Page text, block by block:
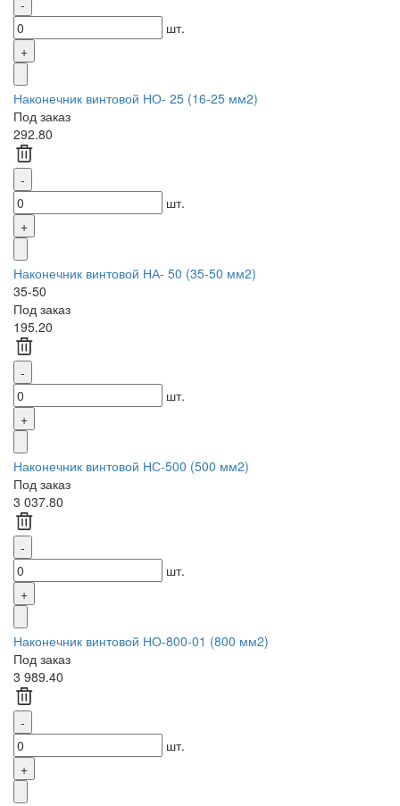
шт.
Наконечник винтовой НО- 25 (16-25 мм2)
Под заказ
292.80
шт.
Наконечник винтовой НА- 50 (35-50 мм2)
35-50
Под заказ
195.20
шт.
Наконечник винтовой НС-500 (500 мм2)
Под заказ
3 037.80
шт.
Наконечник винтовой НО-800-01 (800 мм2)
Под заказ
3 989.40
шт.